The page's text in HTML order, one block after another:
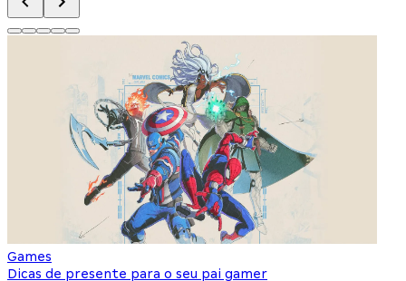
Games
Dicas de presente para o seu pai gamer